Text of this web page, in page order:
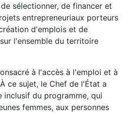
sélectionner, de financer et
entrepreneuriaux porteurs
d'emplois et de
l'ensemble du territoire
à l'accès à l'emploi et à
ce sujet, le Chef de l'État a
inclusif du programme, qui
femmes, aux personnes